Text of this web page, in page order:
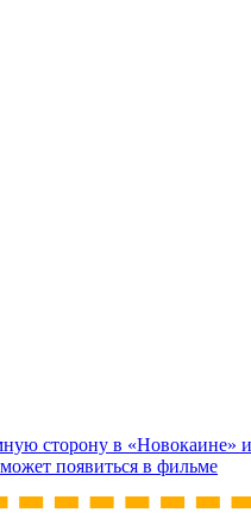
сторону в «Новокаине»
появиться в фильме